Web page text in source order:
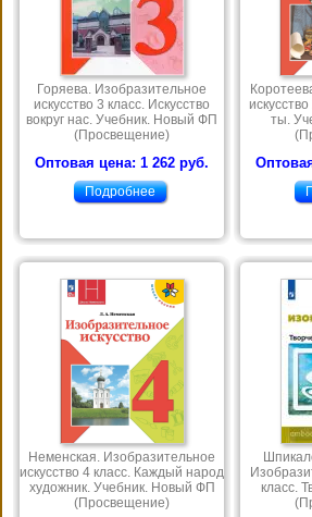
Горяева. Изобразительное
искусство 3 класс. Искусство
вокруг нас. Учебник. Новый ФП
(Просвещение)
Оптовая цена: 1 262 руб.
Подробнее
ты.
Неменская. Изобразительное
искусство 4 класс. Каждый народ
художник. Учебник. Новый ФП
(Просвещение)
класс.